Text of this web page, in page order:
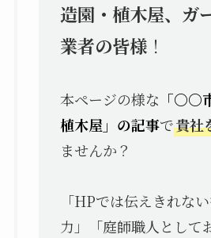
造園・植木屋、ガ
業者の皆様！
本ページの様な 「〇
植木屋」の記事で貴社
ませんか？
「HPでは伝えきれな
力」「庭師職人として